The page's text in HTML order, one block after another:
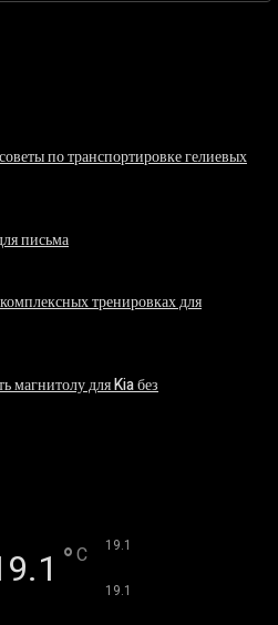
по транспортировке гелиевых
письма
тренировках для
магнитолу для Kia без
° C 19.1
19.1